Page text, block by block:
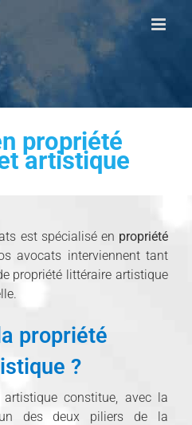
propriété
artistique
est spécialisé en propriété
avocats interviennent tant
propriété littéraire artistique
propriété
?
constitue, avec la
des deux piliers de la